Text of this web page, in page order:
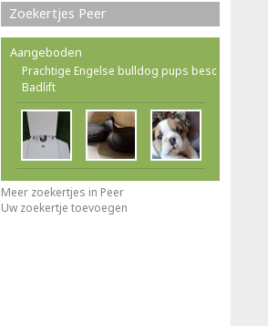
Zoekertjes Peer
Aangeboden
Prachtige Engelse bulldog pups besc
Badlift
Meer zoekertjes in Peer
Uw zoekertje toevoegen